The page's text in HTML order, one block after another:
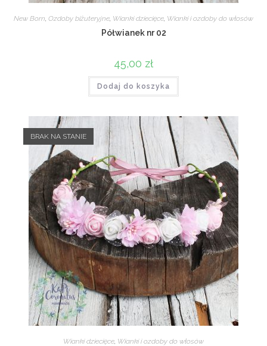
New Born, Ozdoby biżuteryjne, Wianki dziecięce, Wianki i ozdoby do włosów
Półwianek nr 02
45,00 zł
Dodaj do koszyka
BRAK NA STANIE
Wianki dziecięce, Wianki i ozdoby do włosów